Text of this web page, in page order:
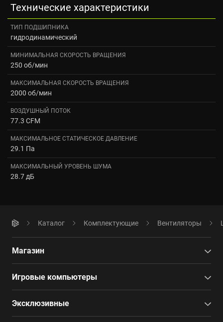
Технические характеристики
ТИП ПОДШИПНИКА
гидродинамический
МИНИМАЛЬНАЯ СКОРОСТЬ ВРАЩЕНИЯ
250 об/мин
МАКСИМАЛЬНАЯ СКОРОСТЬ ВРАЩЕНИЯ
2000 об/мин
ВОЗДУШНЫЙ ПОТОК
77.3 CFM
МАКСИМАЛЬНОЕ СТАТИЧЕСКОЕ ДАВЛЕНИЕ
29.1 Па
МАКСИМАЛЬНЫЙ УРОВЕНЬ ШУМА
28.7 дБ
Каталог Комплектующие Вентиляторы
Магазин
Игровые компьютеры
Эксклюзивные